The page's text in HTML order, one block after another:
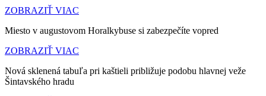
ZOBRAZIŤ VIAC
Miesto v augustovom Horalkybuse si zabezpečíte vopred
ZOBRAZIŤ VIAC
Nová sklenená tabuľa pri kaštieli približuje podobu hlavnej veže
Šintavského hradu